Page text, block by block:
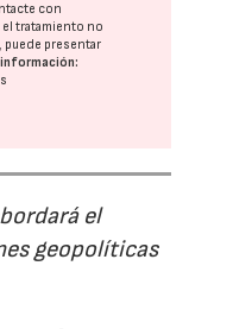
con
el tratamiento no
puede presentar
información:
el
geopolíticas